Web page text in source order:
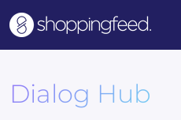
Dialog Hub